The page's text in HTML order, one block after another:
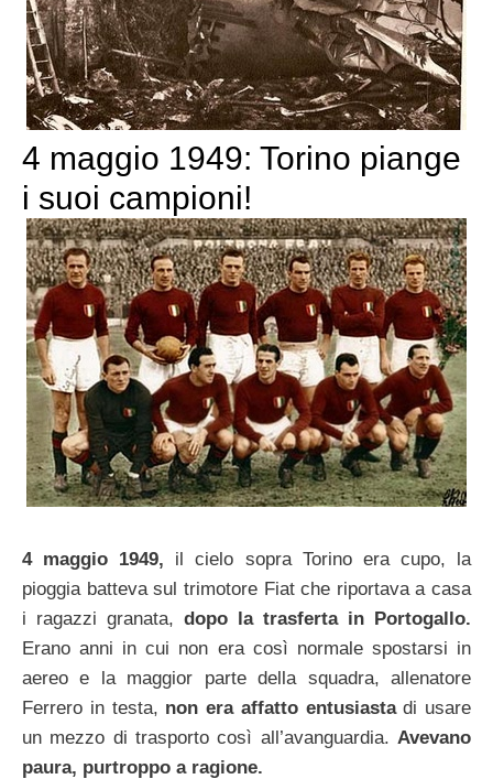
4 maggio 1949: Torino piange
i suoi campioni!
4 maggio 1949, il cielo sopra Torino era cupo, la
pioggia batteva sul trimotore Fiat che riportava a casa
i ragazzi granata, dopo la trasferta in Portogallo.
Erano anni in cui non era così normale spostarsi in
aereo e la maggior parte della squadra, allenatore
Ferrero in testa, non era affatto entusiastadi usare
un mezzo di trasporto così all’avanguardia. Avevano
paura, purtroppo a ragione.